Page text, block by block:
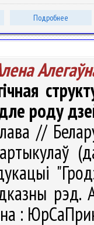
Подробнее
роду
//
рэд.
: